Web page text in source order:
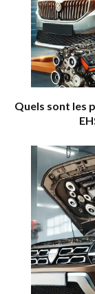
Quels sont les